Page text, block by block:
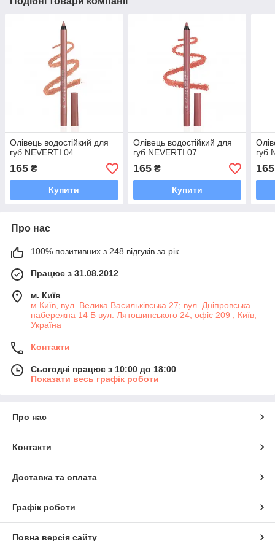
Олівець водостійкий для
губ NEVERTI 04
165 ₴
Купити
Олівець водостійкий для
губ NEVERTI 07
165₴
Купити
губ
165
Про нас
100% позитивних з 248 відгуків за рік
Працює з 31.08.2012
м. Київ
м.Київ, вул. Велика Васильківська 27; вул. Дніпровська
набережна 14 Б вул. Лятошинського 24, офіс 209 , Київ,
Україна
Контакти
Сьогодні працює з 10:00 до 18:00
Показати весь графік роботи
Про нас
Контакти
Доставка та оплата
Графік роботи
Повна версія сайту